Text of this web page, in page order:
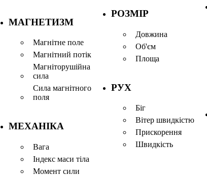
МАГНЕТИЗМ
Магнітне поле
Магнітний потік
Магніторушійна
сила
Сила магнітного
поля
МЕХАНІКА
Вага
Індекс маси тіла
Момент сили
РОЗМІР
Довжина
Об'єм
Площа
РУХ
Біг
Вітер швидкістю
Прискорення
Швидкість